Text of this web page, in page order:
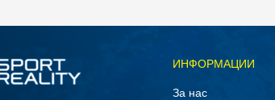
10
ИНФОРМАЦИИ
За нас